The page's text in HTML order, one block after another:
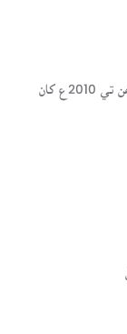
سنڌسلامت ڪتاب گهر ھڪ آن لائين لائبريري آھي، جنھن تي 2010ع کان